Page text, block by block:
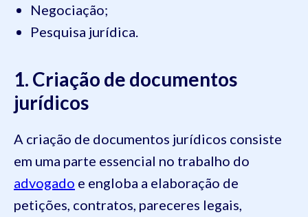
Negociação;
Pesquisa jurídica.
1. Criação de documentos
jurídicos
A criação de documentos jurídicos consiste
em uma parte essencial no trabalho do
advogado e engloba a elaboração de
petições, contratos, pareceres legais,